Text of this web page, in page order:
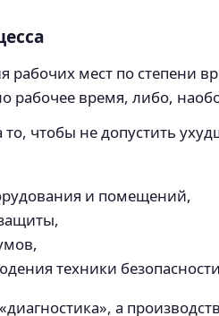
мест по степени
время, либо,
чтобы не допустить
и помещений,
техники
а